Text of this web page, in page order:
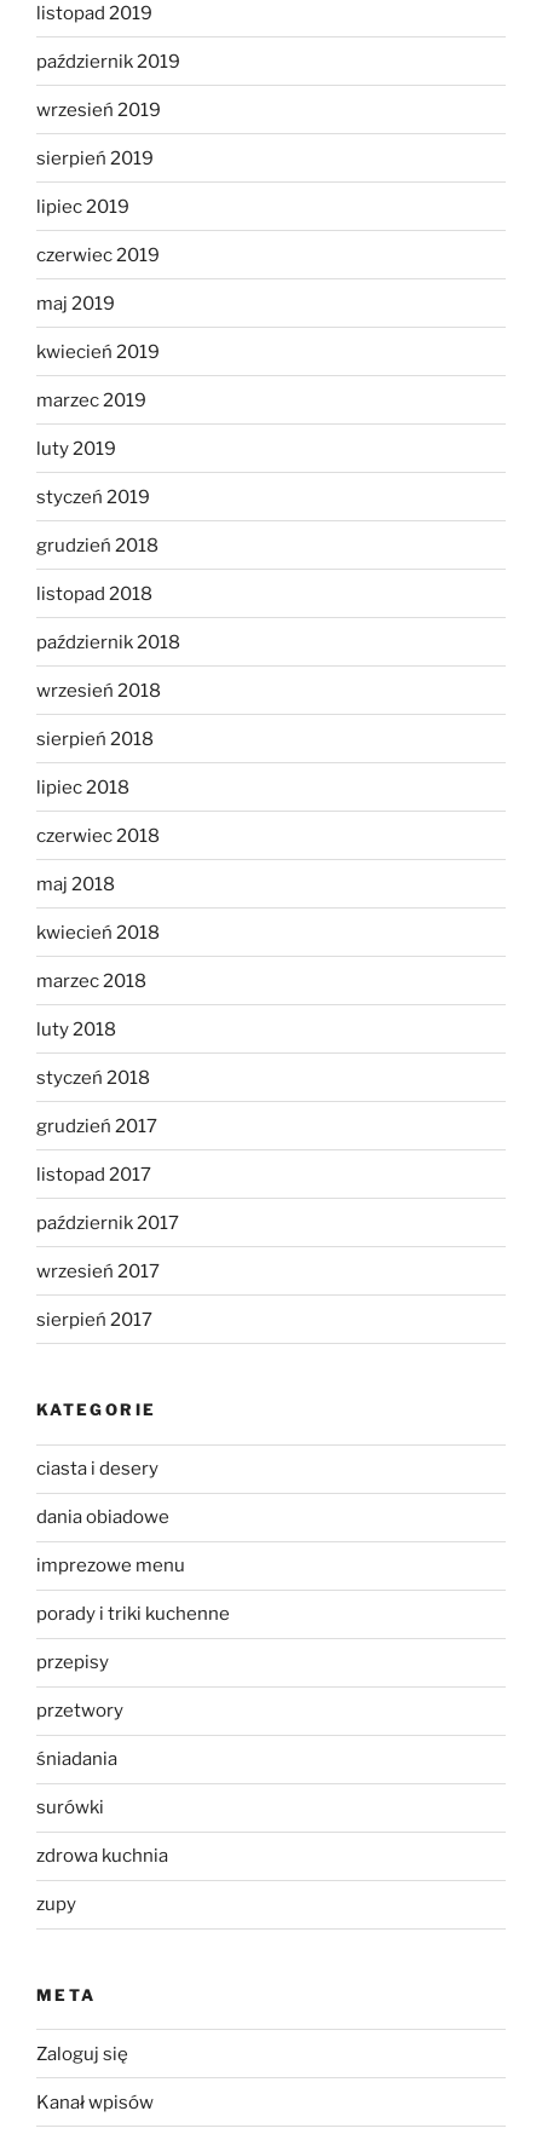
listopad 2019
październik 2019
wrzesień 2019
sierpień 2019
lipiec 2019
czerwiec 2019
maj 2019
kwiecień 2019
marzec 2019
luty 2019
styczeń 2019
grudzień 2018
listopad 2018
październik 2018
wrzesień 2018
sierpień 2018
lipiec 2018
czerwiec 2018
maj 2018
kwiecień 2018
marzec 2018
luty 2018
styczeń 2018
grudzień 2017
listopad 2017
październik 2017
wrzesień 2017
sierpień 2017
KATEGORIE
ciasta i desery
dania obiadowe
imprezowe menu
porady i triki kuchenne
przepisy
przetwory
śniadania
surówki
zdrowa kuchnia
zupy
META
Zaloguj się
Kanał wpisów